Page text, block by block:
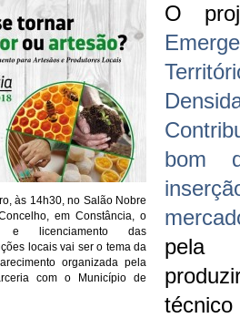
às 14h30, no Salão Nobre
em Constância, o
e licenciamento das
locais vai ser o tema da
organizada pela
com o Município de
O
bom
pela